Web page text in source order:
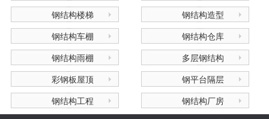
钢结构楼梯
钢结构造型
钢结构车棚
钢结构仓库
钢结构雨棚
多层钢结构
彩钢板屋顶
钢平台隔层
钢结构工程
钢结构厂房